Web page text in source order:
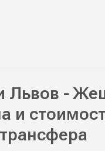
Львов -
и
трансфера